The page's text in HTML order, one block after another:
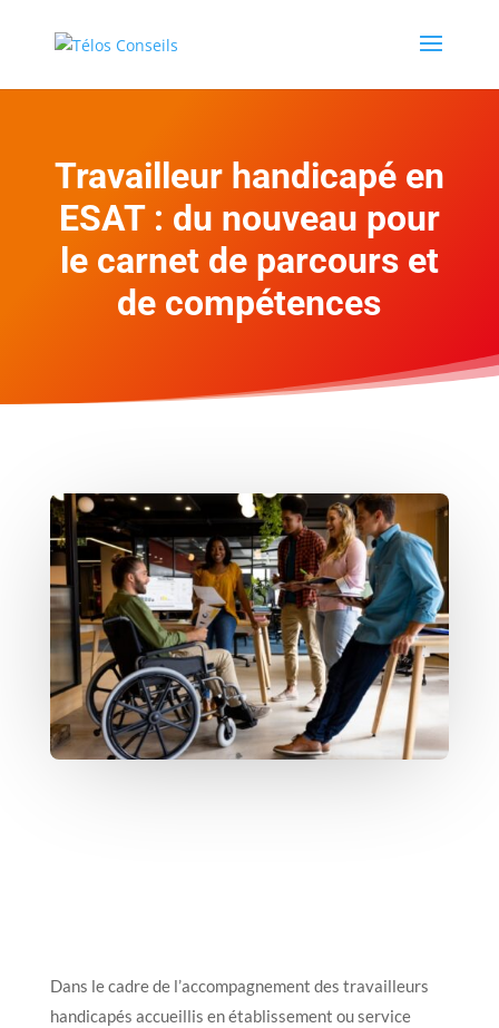
Travailleur handicapé en
ESAT : du nouveau pour
le carnet de parcours et
de compétences
Dans le cadre de l’accompagnement des travailleurs
handicapés accueillis en établissement ou service